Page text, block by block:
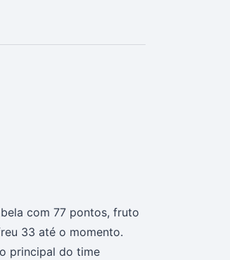
com 77 pontos, fruto
33 até o momento.
principal do time